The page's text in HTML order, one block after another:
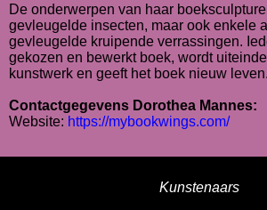
De onderwerpen van haar
gevleugelde insecten, maar ook enkele
gevleugelde kruipende verrassingen.
gekozen en bewerkt boek, wordt
kunstwerk en geeft het boek nieuw leven.
Contactgegevens Dorothea Mannes:
Website: https://mybookwings.com/
Kunstenaars